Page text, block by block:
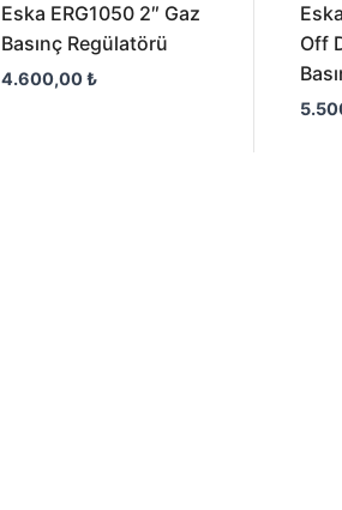
Eska ERG1050 2″ Gaz
Basınç Regülatörü
4.600,00₺
Off